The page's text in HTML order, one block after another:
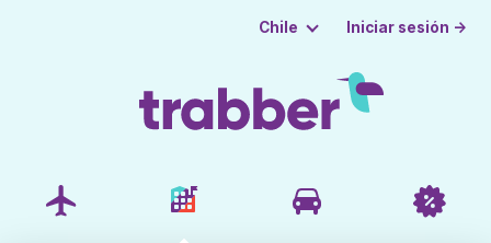
Chile Iniciar sesión →